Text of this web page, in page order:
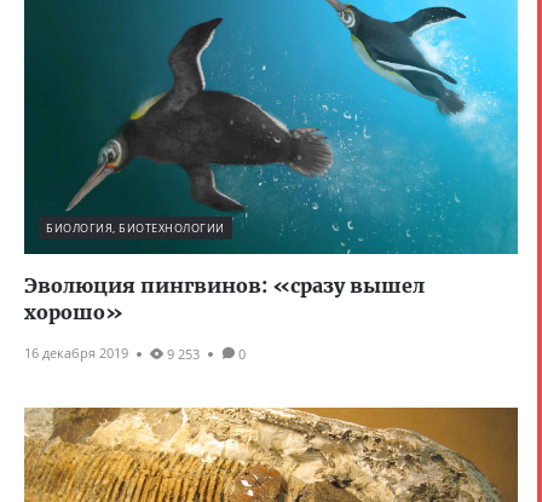
БИОЛОГИЯ, БИОТЕХНОЛОГИИ
Эволюция пингвинов: «сразу вышел
хорошо»
16 декабря 2019 9 253 0